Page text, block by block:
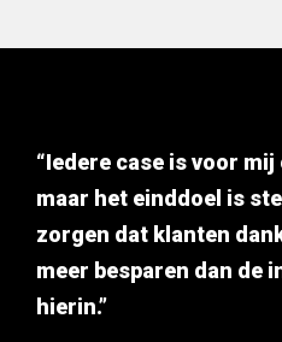
“Iedere case is voor
maar het einddoel is
zorgen dat klanten
meer besparen dan de
hierin.”